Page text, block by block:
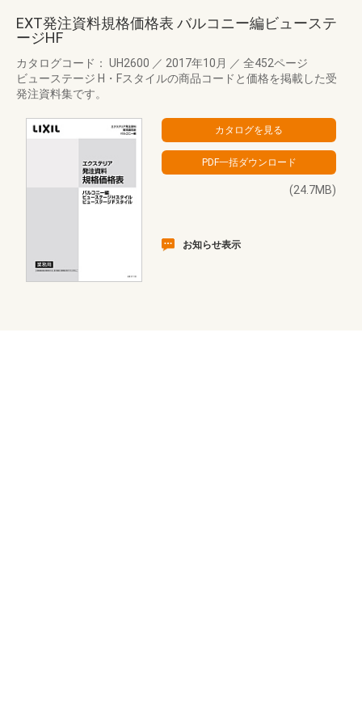
EXT発注資料規格価格表 バルコニー編ビューステ
ージHF
カタログコード： UH2600 ／ 2017年10月 ／ 全452ページ
ビューステージ H・Fスタイルの商品コードと価格を掲載した受
発注資料集です。
(24.7MB)
お知らせ表示